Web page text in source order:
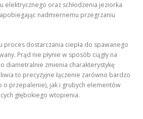
elektrycznego oraz schłodzenia jeziorka
nadmiernemu przegrzaniu
proces dostarczania ciepła do spawanego
Prąd nie płynie w sposób ciągły na
diametralnie zmienia charakterystykę
to precyzyjne łączenie zarówno bardzo
o przepalenie), jak i grubych elementów
głębokiego wtopienia.